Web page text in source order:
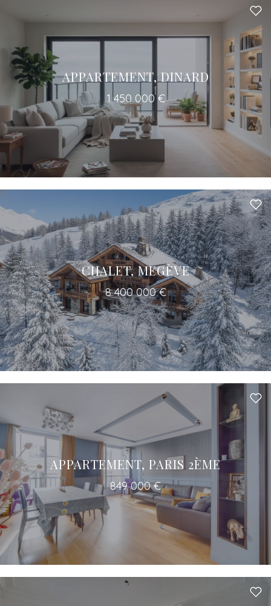
Un accès à tous les professionnels pour
votre projet
APPARTEMENT, DINARD
1 450 000 €
CHALET, MEGÈVE
8 400 000 €
APPARTEMENT, PARIS 2ÈME
849 000 €